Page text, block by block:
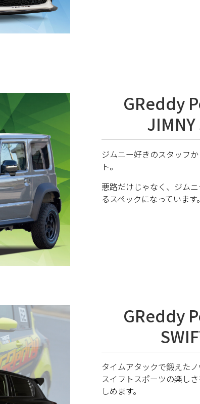
GReddy
JIMNY
ジムニー好きのスタッフ
ト。
悪路だけじゃなく、ジム
るスペックになっています。
GReddy
タイムアタックで鍛えた
スイフトスポーツの楽し
しめます。